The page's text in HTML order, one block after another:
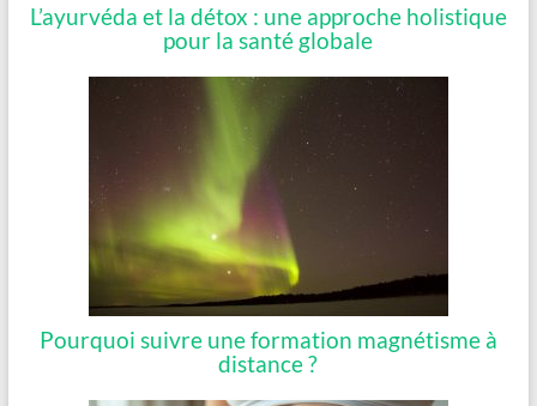
L’ayurvéda et la détox : une approche holistique
pour la santé globale
Pourquoi suivre une formation magnétisme à
distance ?